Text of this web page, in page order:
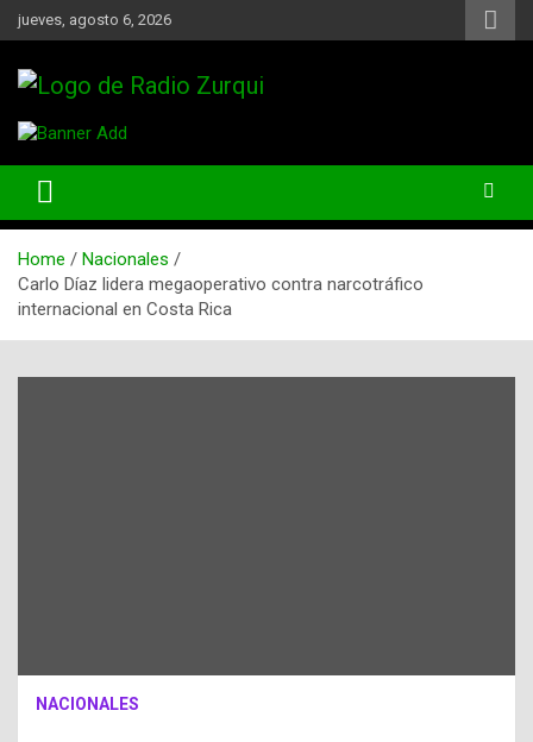
Skip
to
jueves, agosto 6, 2026
Radio Zurqui
Home
Nacionales
Carlo Díaz lidera megaoperativo contra narcotráfico
internacional en Costa Rica
NACIONALES